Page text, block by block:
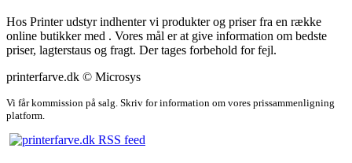
Hos Printer udstyr indhenter vi produkter og priser fra en række
online butikker med . Vores mål er at give information om bedste
priser, lagterstaus og fragt. Der tages forbehold for fejl.
printerfarve.dk © Microsys
Vi får kommission på salg. Skriv for information om vores prissammenligning
platform.